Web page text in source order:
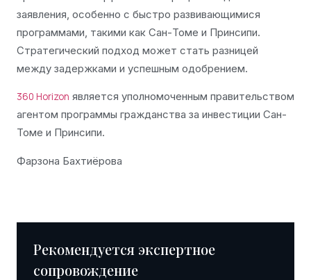
заявления, особенно с быстро развивающимися
программами, такими как Сан-Томе и Принсипи.
Стратегический подход может стать разницей
между задержками и успешным одобрением.
360 Horizon является уполномоченным правительством
агентом программы гражданства за инвестиции Сан-
Томе и Принсипи.
Фарзона Бахтиёрова
Рекомендуется экспертное
сопровождение